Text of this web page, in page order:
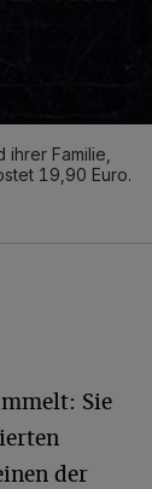
Familie,
19,90 Euro.
Sie
der